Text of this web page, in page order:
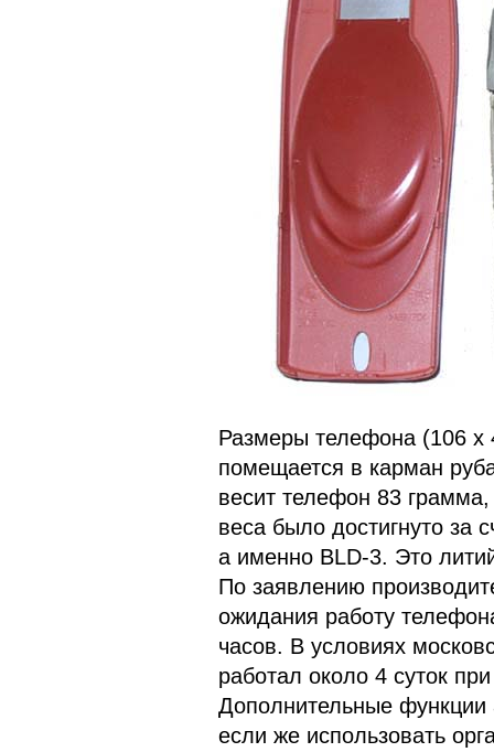
Размеры телефона (106
помещается в карман
весит телефон 83
веса было достигнуто за
а именно BLD-3. Это
По заявлению
ожидания работу
часов. В условиях
работал около 4 суток
Дополнительные функции
если же использовать